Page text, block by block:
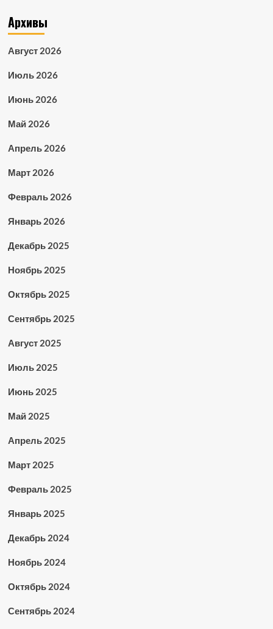
Архивы
Август 2026
Июль 2026
Июнь 2026
Май 2026
Апрель 2026
Март 2026
Февраль 2026
Январь 2026
Декабрь 2025
Ноябрь 2025
Октябрь 2025
Сентябрь 2025
Август 2025
Июль 2025
Июнь 2025
Май 2025
Апрель 2025
Март 2025
Февраль 2025
Январь 2025
Декабрь 2024
Ноябрь 2024
Октябрь 2024
Сентябрь 2024